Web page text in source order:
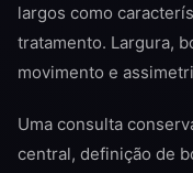
largos como
tratamento. Largura,
movimento e
Uma consulta
central, definição de